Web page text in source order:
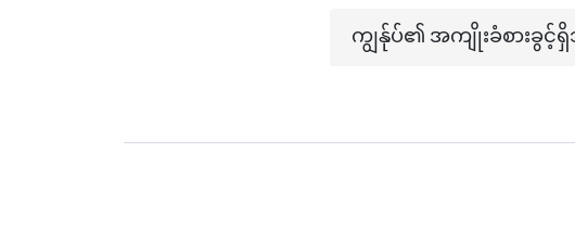
ကျွန်ုပ်၏ အကျိုးခံစားခွ